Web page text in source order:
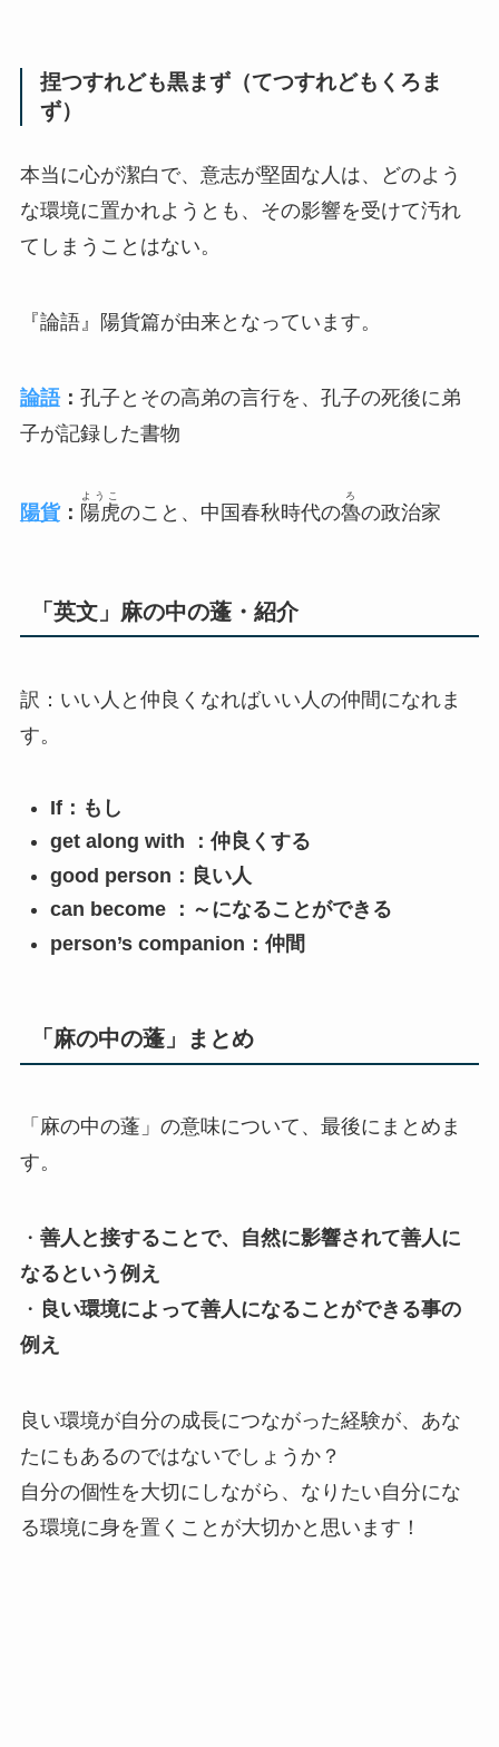
捏つすれども黒まず（てつすれどもくろま
ず）
本当に心が潔白で、意志が堅固な人は、どのよう
な環境に置かれようとも、その影響を受けて汚れ
てしまうことはない。
『論語』陽貨篇が由来となっています。
論語： 孔子とその高弟の言行を、孔子の死後に弟
子が記録した書物
陽貨： 陽虎
ようこ
のこと、中国春秋時代の魯
ろ
の政治家
「英文」麻の中の蓬・紹介
訳： いい人と仲良くなればいい人の仲間になれま
す。
If： もし
get along with ： 仲良くする
good person： 良い人
can become ： ～になることができる
person’s companion： 仲間
「麻の中の蓬」まとめ
「麻の中の蓬」の意味について、最後にまとめま
す。
・ 善人と接することで、自然に影響されて善人に
なるという例え
・ 良い環境によって善人になることができる事の
例え
良い環境が自分の成長につながった経験が、あな
たにもあるのではないでしょうか？
自分の個性を大切にしながら、なりたい自分にな
る環境に身を置くことが大切かと思います！